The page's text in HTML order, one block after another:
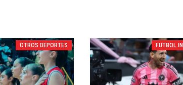
OTROS DEPORTES FUTBOL